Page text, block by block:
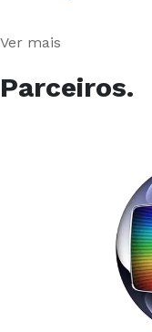
Ver mais
Parceiros.